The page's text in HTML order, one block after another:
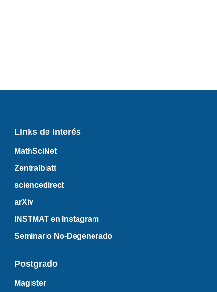
Links de interés
MathSciNet
Zentralblatt
sciencedirect
arXiv
INSTMAT en Instagram
Seminario No-Degenerado
Postgrado
Magister